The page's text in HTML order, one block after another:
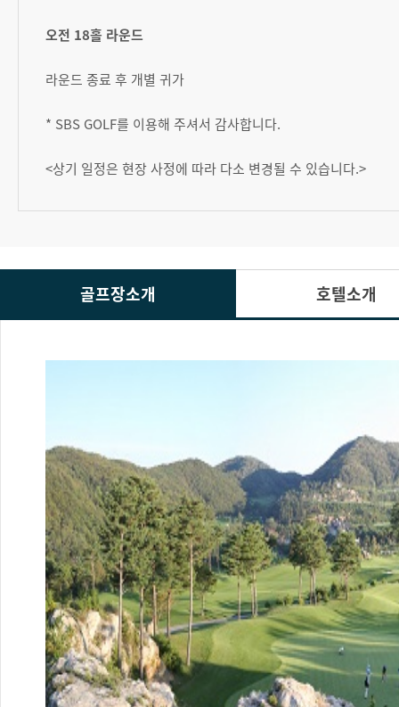
오전 18홀 라운드
라운드 종료 후 개별 귀가
* SBS GOLF를 이용해 주셔서 감사합니다.
<상기 일정은 현장 사정에 따라 다소 변경될 수 있습니다.>
골프장소개 호텔소개